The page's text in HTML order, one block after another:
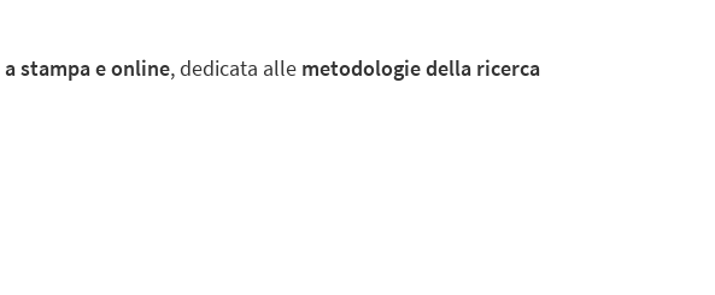
a stampa e online, dedicata alle metodologie della ricerca